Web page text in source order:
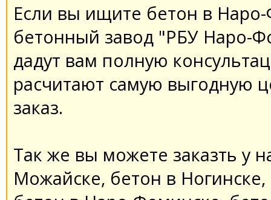
Если вы ищите бетон в
бетонный завод "РБУ Наро-
дадут вам полную
расчитают самую выгодную
заказ.
Так же вы можете заказть у
Можайске, бетон в